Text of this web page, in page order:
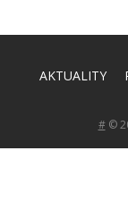
AKTUALITY
#©